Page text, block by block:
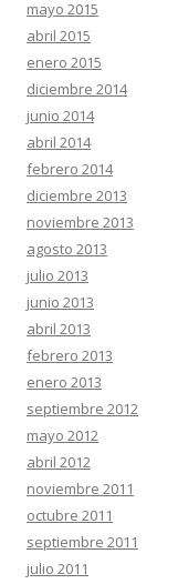
mayo 2015
abril 2015
enero 2015
diciembre 2014
junio 2014
abril 2014
febrero 2014
diciembre 2013
noviembre 2013
agosto 2013
julio 2013
junio 2013
abril 2013
febrero 2013
enero 2013
septiembre 2012
mayo 2012
abril 2012
noviembre 2011
octubre 2011
septiembre 2011
julio 2011